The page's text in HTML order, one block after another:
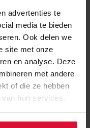
advertenties te
media te bieden
Ook delen we
site met onze
en analyse. Deze
met andere
of die ze hebben
hun services.
patiënt kan dat zelf
naar Patient
vragenlijst gemaakt
nu bij verschillende
Met de PROMS
op de
kunnen wij de
Ook
over een